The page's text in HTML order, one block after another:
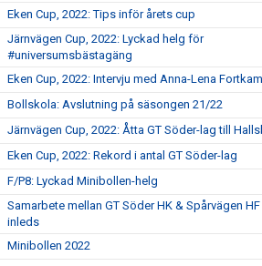
Eken Cup, 2022: Tips inför årets cup
Järnvägen Cup, 2022: Lyckad helg för
#universumsbästagäng
Eken Cup, 2022: Intervju med Anna-Lena
Bollskola: Avslutning på säsongen 21/22
Järnvägen Cup, 2022: Åtta GT Söder-lag till
Eken Cup, 2022: Rekord i antal GT Söder-lag
F/P8: Lyckad Minibollen-helg
Samarbete mellan GT Söder HK & Spårvägen
inleds
Minibollen 2022